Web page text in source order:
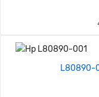
L80890-